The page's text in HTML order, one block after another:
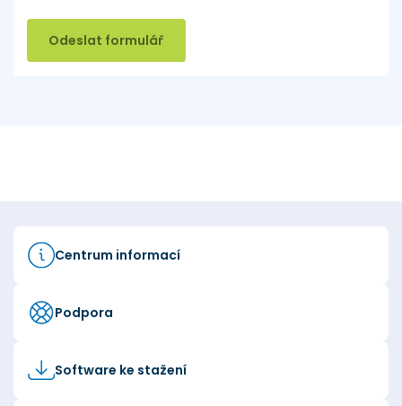
Odeslat formulář
Centrum informací
Podpora
Software ke stažení